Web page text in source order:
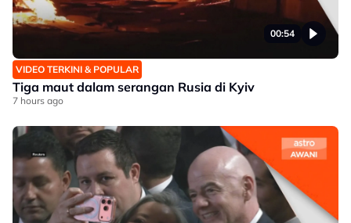
00:54
VIDEO TERKINI & POPULAR
Tiga maut dalam serangan Rusia di Kyiv
7 hours ago